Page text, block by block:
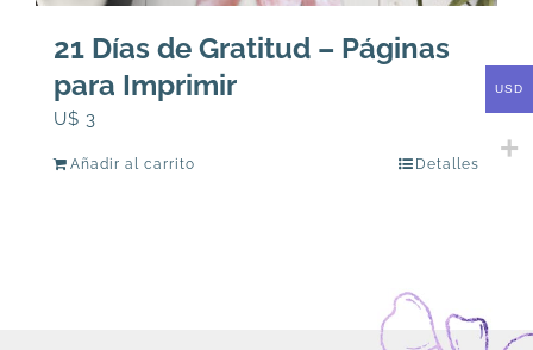
21 Días de Gratitud – Páginas
para Imprimir
U$ 3
Añadir al carrito Detalles
USD